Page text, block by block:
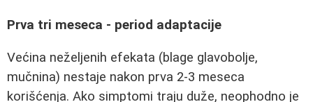
Prva tri meseca - period adaptacije
Većina neželjenih efekata (blage glavobolje,
mučnina) nestaje nakon prva 2-3 meseca
korišćenja. Ako simptomi traju duže, neophodno je